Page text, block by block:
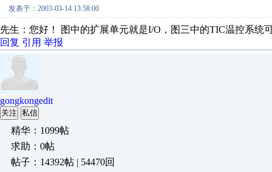
发表于：2003-03-14 13:58:00
先生：您好！ 图中的扩展单元就是I/O，图三中的TIC温控系统
回复 引用 举报
gongkongedit
关注 私信
精华：1099帖
求助：0帖
帖子：14392帖 | 54470回